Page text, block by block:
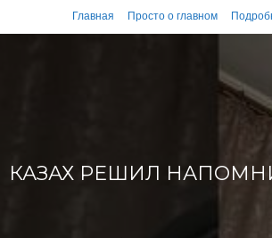
Главная Просто о главном
КАЗАХ РЕШИЛ